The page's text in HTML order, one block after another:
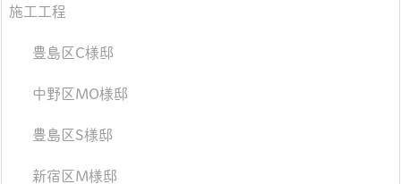
施工工程
豊島区C様邸
中野区MO様邸
豊島区S様邸
新宿区M様邸